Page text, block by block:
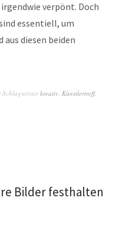
verpönt. Doch
essentiell, um
diesen beiden
Schlagwörterkreativ, Künstlertreff,
Bilder festhalten